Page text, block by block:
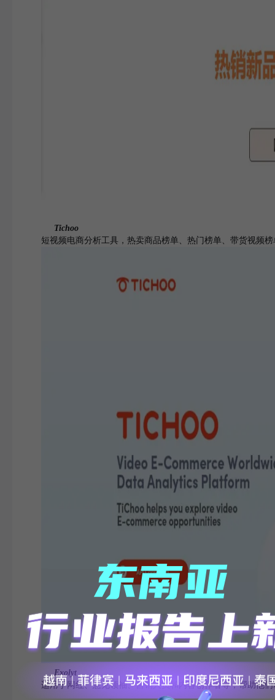
Tichoo
短视频电商分析工具，热卖商品榜单、热门榜单、带货视频
Exolyt
适用于网红、意见领袖、营销人员和内容创作者等，帮助他